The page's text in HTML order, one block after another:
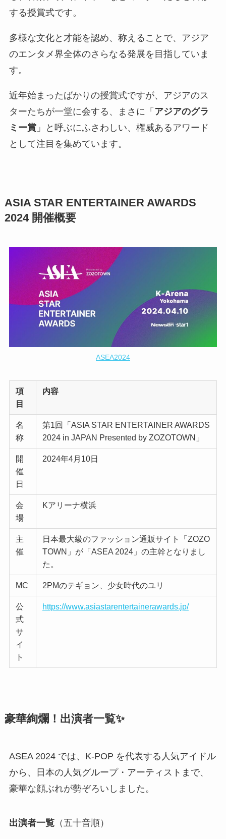
する授賞式です。
多様な文化と才能を認め、称えることで、アジア
のエンタメ界全体のさらなる発展を目指していま
す。
近年始まったばかりの授賞式ですが、アジアのス
ターたちが一堂に会する、まさに「 アジアのグラ
ミー賞」と呼ぶにふさわしい、権威あるアワード
として注目を集めています。
ASIA STAR ENTERTAINER AWARDS
2024 開催概要
ASEA2024
項
目
内容
名
称
第1回「ASIA STAR ENTERTAINER AWARDS
2024 in JAPAN Presented by ZOZOTOWN」
開
催
日
2024年4月10日
会
場
Kアリーナ横浜
主
催
日本最大級のファッション通販サイト「ZOZO
TOWN」が「ASEA 2024」の主幹となりまし
た。
MC 2PMのテギョン、少女時代のユリ
公
式
サ
イ
ト
https://www.asiastarentertainerawards.jp/
豪華絢爛！出演者一覧✨
ASEA 2024 では、K-POP を代表する人気アイドル
から、日本の人気グループ・アーティストまで、
豪華な顔ぶれが勢ぞろいしました。
出演者一覧（五十音順）